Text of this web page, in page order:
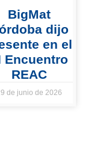
BigMat
dijo
en el
Encuentro
REAC
de junio de 2026